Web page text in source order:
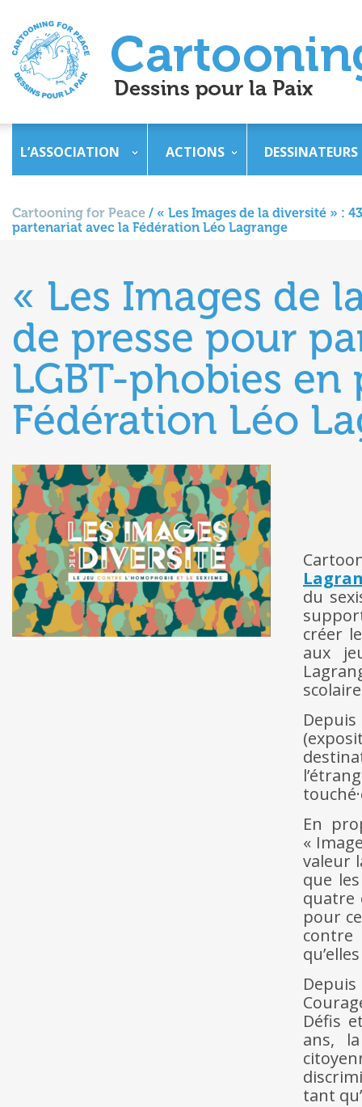
L’ASSOCIATION ACTIONS DESSINATEURS
Cartooning for Peace / « Les Images de la diversité » :
partenariat avec la Fédération Léo Lagrange
« Les Images de
de presse pour
LGBT-phobies
Fédération Léo
du
créer
aux
En
«
valeur
que
quatre
pour
contre
Défis
ans,
tant